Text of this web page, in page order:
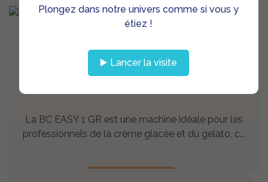
Plongez dans notre univers comme si vous y
étiez !
▶️ Lancer la visite
BC EASY 1 GR
10700 EURHT
La BC EASY 1 GR est une machine idéale pour les
professionnels de la crème glacée et du gelato, c...